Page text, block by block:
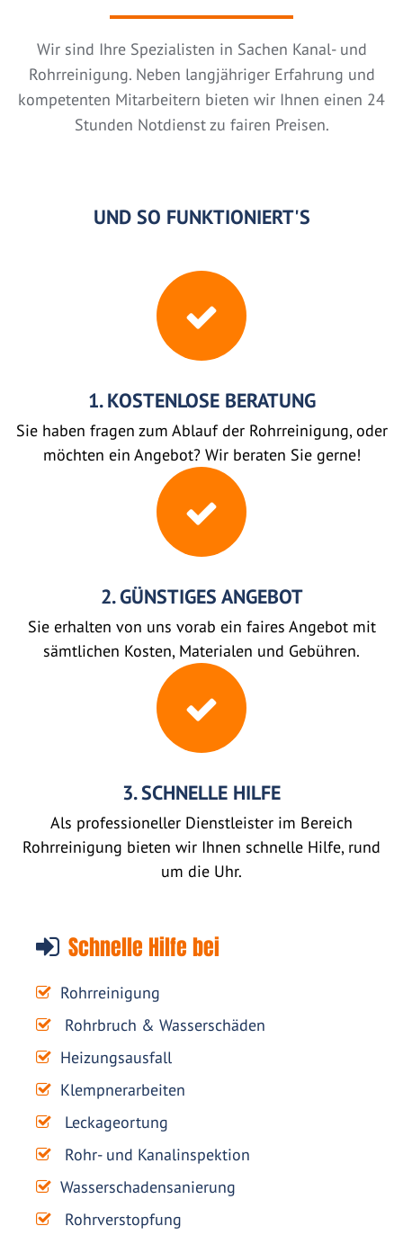
Wir sind Ihre Spezialisten in Sachen Kanal- und
Rohrreinigung. Neben langjähriger Erfahrung und
kompetenten Mitarbeitern bieten wir Ihnen einen 24
Stunden Notdienst zu fairen Preisen.
UND SO FUNKTIONIERT'S
1. KOSTENLOSE BERATUNG
Sie haben fragen zum Ablauf der Rohrreinigung, oder
möchten ein Angebot? Wir beraten Sie gerne!
2. GÜNSTIGES ANGEBOT
Sie erhalten von uns vorab ein faires Angebot mit
sämtlichen Kosten, Materialen und Gebühren.
3. SCHNELLE HILFE
Als professioneller Dienstleister im Bereich
Rohrreinigung bieten wir Ihnen schnelle Hilfe, rund
um die Uhr.
Schnelle Hilfe bei
Rohrreinigung
Rohrbruch & Wasserschäden
Heizungsausfall
Klempnerarbeiten
Leckageortung
Rohr- und Kanalinspektion
Wasserschadensanierung
Rohrverstopfung